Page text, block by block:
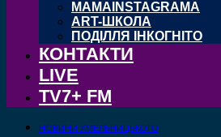
MAMAINSTAGRAMA
ART-ШКОЛА
ПОДІЛЛЯ ІНКОГНІТО
КОНТАКТИ
LIVE
TV7+ FM
НОВИНИ ХМЕЛЬНИЦЬКОГО